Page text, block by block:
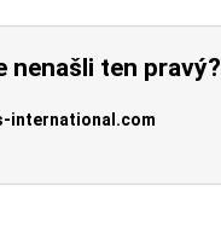
ten pravý?
international.com